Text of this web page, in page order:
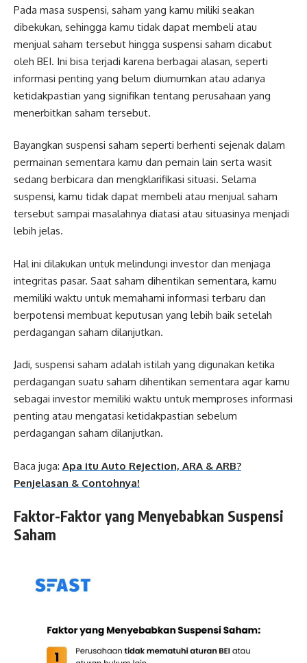
Pada masa suspensi, saham yang kamu miliki seakan
dibekukan, sehingga kamu tidak dapat membeli atau
menjual saham tersebut hingga suspensi saham dicabut
oleh BEI. Ini bisa terjadi karena berbagai alasan, seperti
informasi penting yang belum diumumkan atau adanya
ketidakpastian yang signifikan tentang perusahaan yang
menerbitkan saham tersebut.
Bayangkan suspensi saham seperti berhenti sejenak dalam
permainan sementara kamu dan pemain lain serta wasit
sedang berbicara dan mengklarifikasi situasi. Selama
suspensi, kamu tidak dapat membeli atau menjual saham
tersebut sampai masalahnya diatasi atau situasinya menjadi
lebih jelas.
Hal ini dilakukan untuk melindungi investor dan menjaga
integritas pasar. Saat saham dihentikan sementara, kamu
memiliki waktu untuk memahami informasi terbaru dan
berpotensi membuat keputusan yang lebih baik setelah
perdagangan saham dilanjutkan.
Jadi, suspensi saham adalah istilah yang digunakan ketika
perdagangan suatu saham dihentikan sementara agar kamu
sebagai investor memiliki waktu untuk memproses informasi
penting atau mengatasi ketidakpastian sebelum
perdagangan saham dilanjutkan.
Baca juga: Apa itu Auto Rejection, ARA & ARB?
Penjelasan & Contohnya!
Faktor-Faktor yang Menyebabkan Suspensi
Saham